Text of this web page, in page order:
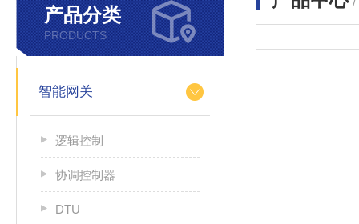
产品分类
PRODUCTS
智能网关
逻辑控制
协调控制器
DTU